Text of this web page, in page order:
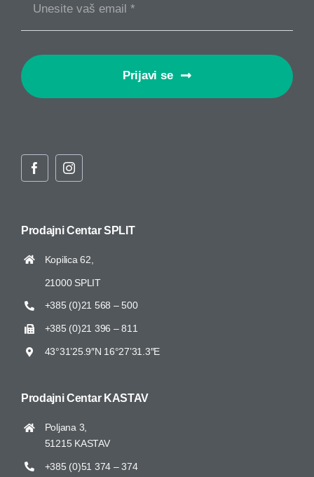
Prijavi se
Prodajni CentarSPLIT
Kopilica 62,
21000 SPLIT
+385 (0)21 568 – 500
+385 (0)21 396 – 811
43°31’25.9″N 16°27’31.3″E
Prodajni Centar KASTAV
Poljana 3,
51215 KASTAV
+385 (0)51 374 – 374